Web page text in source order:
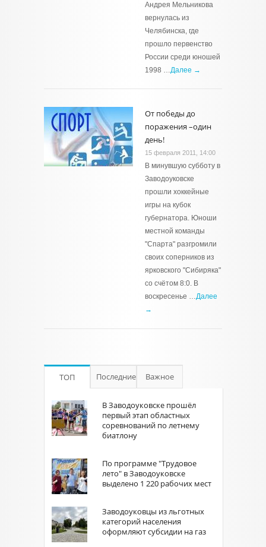
Андрея Мельникова
вернулась из
Челябинска, где
прошло первенство
России среди юношей
1998 …Далее →
От победы до
поражения –один
день!
15 февраля 2011, 14:00
В минувшую субботу в
Заводоуковске
прошли хоккейные
игры на кубок
губернатора. Юноши
местной команды
"Спарта" разгромили
своих соперников из
ярковского "Сибиряка"
со счётом 8:0. В
воскресенье …Далее
→
ТОП Последние Важное
В Заводоуковске прошёл
первый этап областных
соревнований по летнему
биатлону
По программе "Трудовое
лето" в Заводоуковске
выделено 1 220 рабочих мест
Заводоуковцы из льготных
категорий населения
оформляют субсидии на газ